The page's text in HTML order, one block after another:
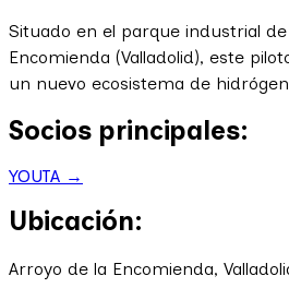
Situado en el parque industrial
Encomienda (Valladolid), este
un nuevo ecosistema de
Socios principales:
YOUTA →
Ubicación:
Arroyo de la Encomienda,